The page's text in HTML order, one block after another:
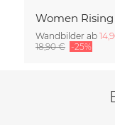
Women Rising
Wandbilder ab
18,90 € -25%